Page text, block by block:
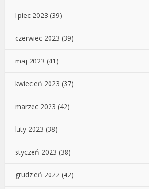
lipiec 2023 (39)
czerwiec 2023 (39)
maj 2023 (41)
kwiecień 2023 (37)
marzec 2023 (42)
luty 2023 (38)
styczeń 2023 (38)
grudzień 2022 (42)